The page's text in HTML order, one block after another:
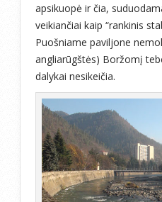
apsikuopė ir čia,
veikiančiai kaip “rankinis
Puošniame paviljone
angliarūgštės) Boržomį
dalykai nesikeičia.